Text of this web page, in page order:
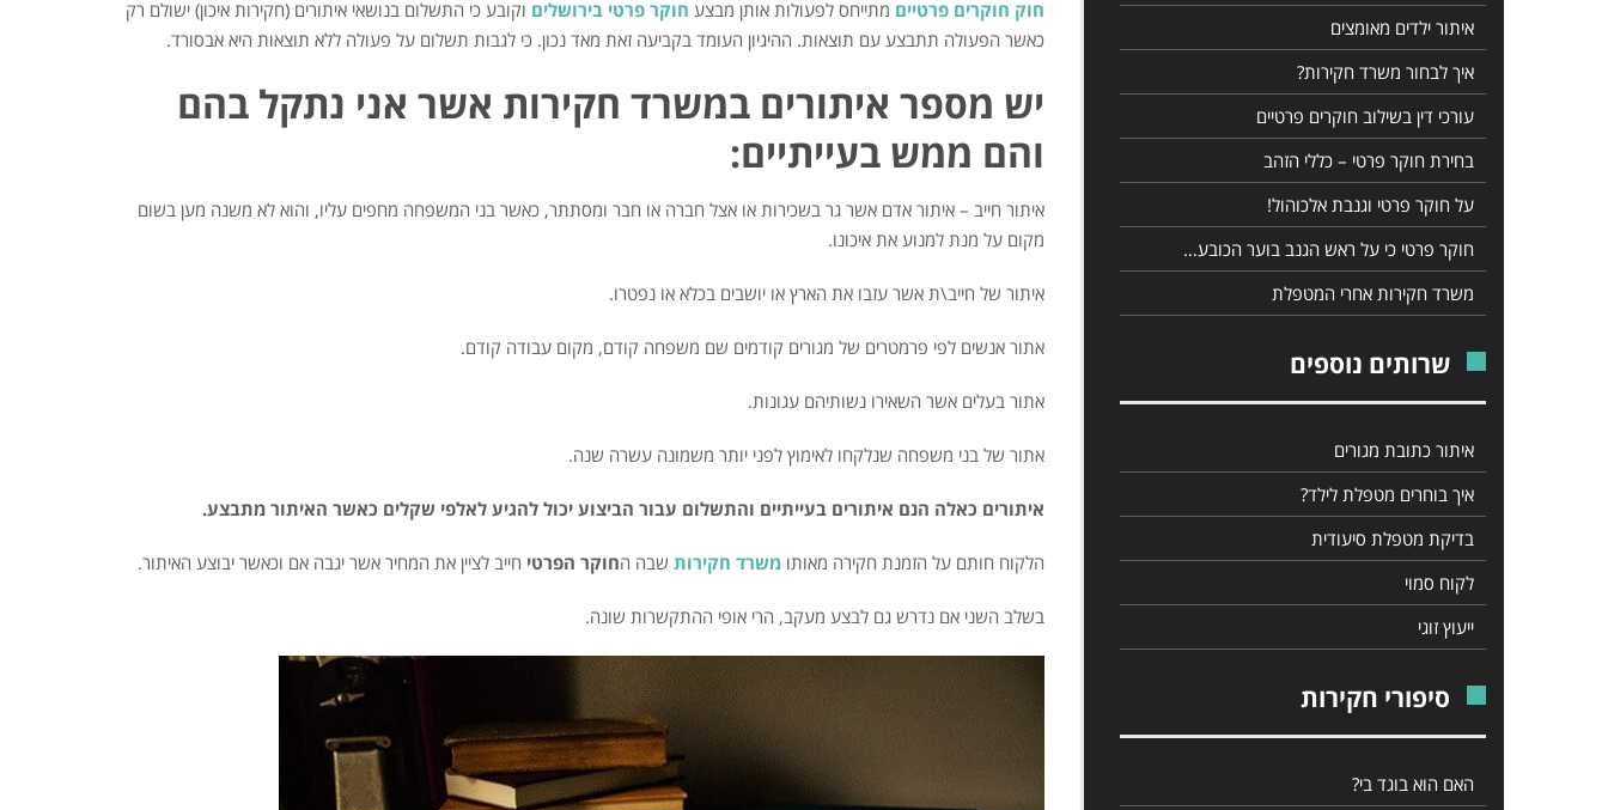
חוק חוקרים פרטיים מתייחס לפעולות אותן מבצע חוקר פרטי בירושלים וקובע כי התשלום בנושאי איתורים (חקירות איכון) ישולם רק
כאשר הפעולה תתבצע עם תוצאות. ההיגיון העומד בקביעה זאת מאד נכון. כי לגבות תשלום על פעולה ללא תוצאות היא אבסורד.
יש מספר איתורים במשרד חקירות אשר אני נתקל בהם
והם ממש בעייתיים:
איתור חייב – איתור אדם אשר גר בשכירות או אצל חברה או חבר ומסתתר, כאשר בני המשפחה מחפים עליו, והוא לא משנה מען בשום
מקום על מנת למנוע את איכונו.
איתור של חייב\ת אשר עזבו את הארץ או יושבים בכלא או נפטרו.
אתור אנשים לפי פרמטרים של מגורים קודמים שם משפחה קודם, מקום עבודה קודם.
אתור בעלים אשר השאירו נשותיהם עגונות.
אתור של בני משפחה שנלקחו לאימוץ לפני יותר משמונה עשרה שנה.
איתורים כאלה הנם איתורים בעייתיים והתשלום עבור הביצוע יכול להגיע לאלפי שקלים כאשר האיתור מתבצע.
הלקוח חותם על הזמנת חקירה מאותו משרד חקירות שבה החוקר הפרטי חייב לציין את המחיר אשר יגבה אם וכאשר יבוצע האיתור.
בשלב השני אם נדרש גם לבצע מעקב, הרי אופי ההתקשרות שונה.
איתור ילדים מאומצים
איך לבחור משרד חקירות?
עורכי דין בשילוב חוקרים פרטיים
בחירת חוקר פרטי – כללי הזהב
על חוקר פרטי וגנבת אלכוהול!
חוקר פרטי כי על ראש הגנב בוער הכובע…
משרד חקירות אחרי המטפלת
שרותים נוספים
איתור כתובת מגורים
איך בוחרים מטפלת לילד?
בדיקת מטפלת סיעודית
לקוח סמוי
ייעוץ זוגי
סיפורי חקירות
האם הוא בוגד בי?